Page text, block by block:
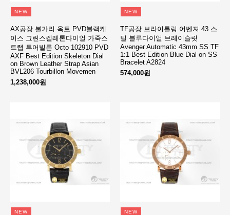
NEW
AX공장 불가리 옥토 PVD블랙케
이스 그린스켈레톤다이얼 가죽스
트랩 투어빌론 Octo 102910 PVD
AXF Best Edition Skeleton Dial
on Brown Leather Strap Asian
BVL206 Tourbillon Movemen
1,238,000원
NEW
TF공장 브라이틀링 어벤져 43 스
틸 블루다이얼 브레이슬릿
Avenger Automatic 43mm SS TF
1:1 Best Edition Blue Dial on SS
Bracelet A2824
574,000원
NEW NEW